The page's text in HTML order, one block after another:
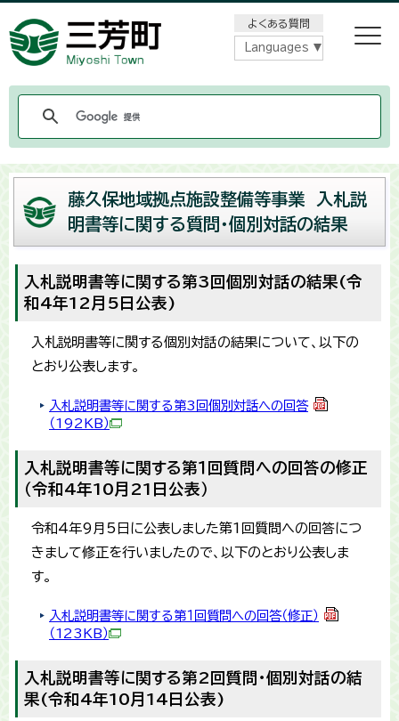
よくある質問
Languages
藤久保地域拠点施設整備等事業 入札説
明書等に関する質問・個別対話の結果
入札説明書等に関する第3回個別対話の結果(令
和4年12月5日公表)
入札説明書等に関する個別対話の結果について、以下の
とおり公表します。
入札説明書等に関する第3回個別対話への回答
（192KB）
入札説明書等に関する第１回質問への回答の修正
（令和4年10月21日公表）
令和4年9月5日に公表しました第1回質問への回答につ
きまして修正を行いましたので、以下のとおり公表しま
す。
入札説明書等に関する第１回質問への回答（修正）
（123KB）
入札説明書等に関する第2回質問・個別対話の結
果(令和4年10月14日公表)